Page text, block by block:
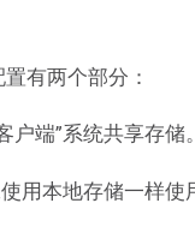
有两个部分：
户端”系统共享存储
用本地存储一样